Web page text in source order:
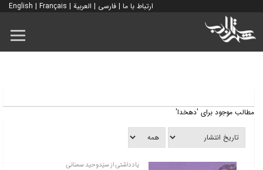
ارتباط با ما | فارسی | العربية |
English | Français
مطالب موجود برای 'دهخدا'
یادداشتی از سیّدوحید سمنانی